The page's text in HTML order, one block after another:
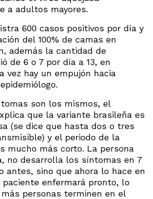
a adultos mayores.
600 casos positivos por día y
del 100% de camas en
además la cantidad de
de 6 o 7 por día a 13, en
vez hay un empujón hacia
son los mismos, el
que la variante brasileña es
(se dice que hasta dos o tres
y el periodo de la
mucho más corto. La persona
no desarrolla los síntomas en 7
antes, sino que ahora lo hace en
paciente enfermará pronto, lo
personas terminen en el